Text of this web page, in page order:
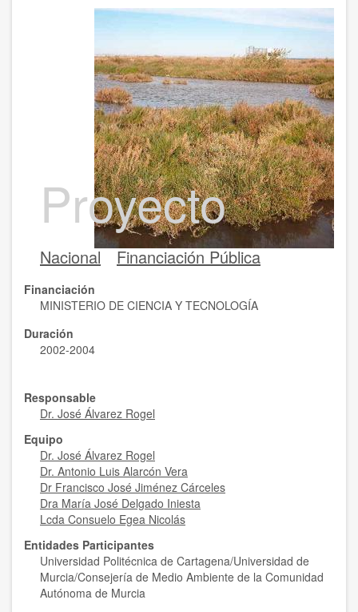
Proyecto
Nacional Financiación Pública
Financiación
MINISTERIO DE CIENCIA Y TECNOLOGÍA
Duración
2002-2004
Responsable
Dr. José Álvarez Rogel
Equipo
Dr. José Álvarez Rogel
Dr. Antonio Luis Alarcón Vera
Dr Francisco José Jiménez Cárceles
Dra María José Delgado Iniesta
Lcda Consuelo Egea Nicolás
Entidades Participantes
Universidad Politécnica de Cartagena/Universidad de
Murcia/Consejería de Medio Ambiente de la Comunidad
Autónoma de Murcia